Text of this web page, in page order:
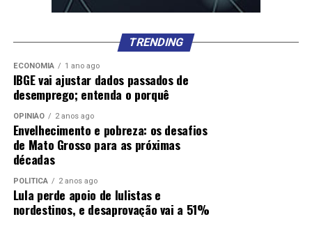
TRENDING
ECONOMIA 1 ano ago
IBGE vai ajustar dados passados de
desemprego; entenda o porquê
OPINIÃO 2 anos ago
Envelhecimento e pobreza: os desafios
de Mato Grosso para as próximas
décadas
POLÍTICA 2 anos ago
Lula perde apoio de lulistas e
nordestinos, e desaprovação vai a 51%